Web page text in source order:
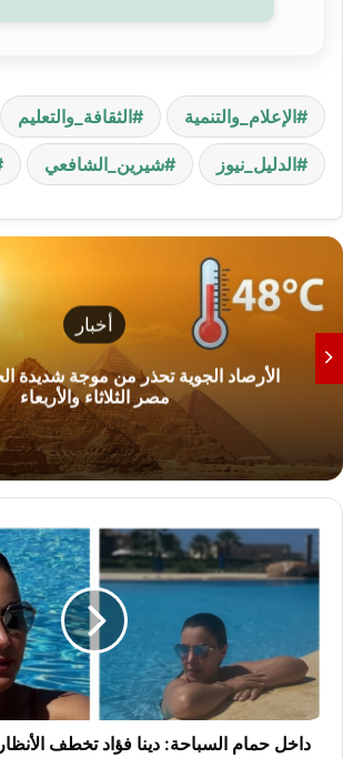
الإعلام_والتنمية الثقافة_والتعليم
الدليل_نيوز شيرين_الشافعي
أخبار
الأرصاد الجوية تحذر من موجة شديدة
مصر الثلاثاء والأربعاء
د
خ
م
داخل حمام السباحة: دينا فؤاد تخطف